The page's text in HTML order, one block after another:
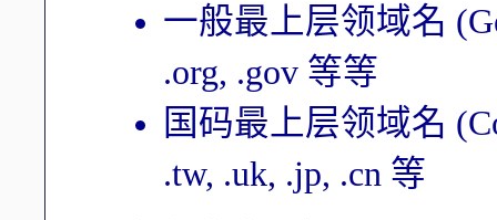
一般最上层领域名
.org, .gov 等等
国码最上层领域名
.tw, .uk, .jp, .cn 等